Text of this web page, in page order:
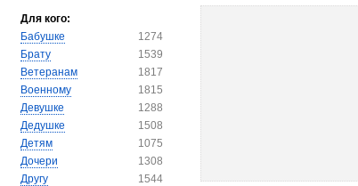
Для кого:
Бабушке
1274
Брату
1539
Ветеранам
1817
Военному
1815
Девушке
1288
Дедушке
1508
Детям
1075
Дочери
1308
Другу
1544